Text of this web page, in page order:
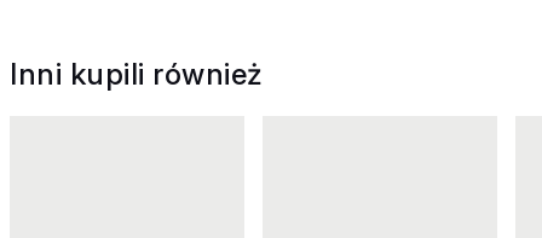
Inni kupili również